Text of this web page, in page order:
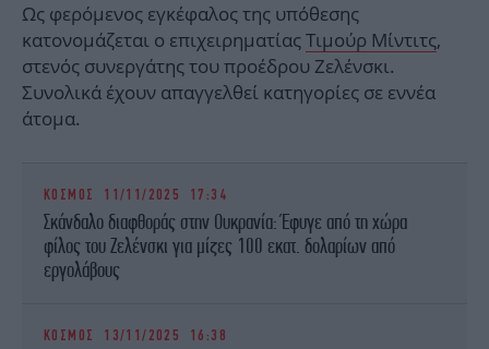
Ως φερόμενος εγκέφαλος της υπόθεσης
κατονομάζεται ο επιχειρηματίαςΤιμούρ Μίντιτς,
στενός συνεργάτης του προέδρου Ζελένσκι.
Συνολικά έχουν απαγγελθεί κατηγορίες σε εννέα
άτομα.
ΚΟΣΜΟΣ 11/11/2025 17:34
Σκάνδαλο διαφθοράς στην Ουκρανία: Έφυγε από τη χώρα
φίλος του Ζελένσκι για μίζες 100 εκατ. δολαρίων από
εργολάβους
ΚΟΣΜΟΣ 13/11/2025 16:38